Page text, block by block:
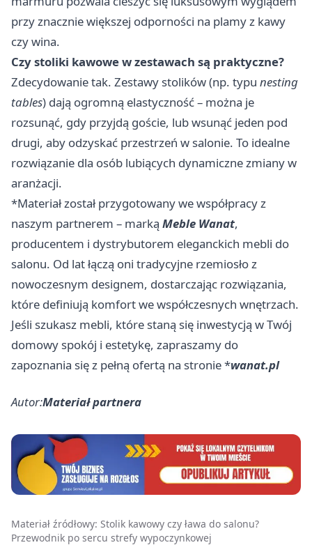
przy znacznie większej odporności na plamy z kawy
czy wina.
Czy stoliki kawowe w zestawach są praktyczne?
Zdecydowanie tak. Zestawy stolików (np. typu nesting
tables) dają ogromną elastyczność – można je
rozsunąć, gdy przyjdą goście, lub wsunąć jeden pod
drugi, aby odzyskać przestrzeń w salonie. To idealne
rozwiązanie dla osób lubiących dynamiczne zmiany w
aranżacji.
*Materiał został przygotowany we współpracy z
naszym partnerem – marką Meble Wanat,
producentem i dystrybutorem eleganckich mebli do
salonu. Od lat łączą oni tradycyjne rzemiosło z
nowoczesnym designem, dostarczając rozwiązania,
które definiują komfort we współczesnych wnętrzach.
Jeśli szukasz mebli, które staną się inwestycją w Twój
domowy spokój i estetykę, zapraszamy do
zapoznania się z pełną ofertą na stronie *wanat.pl
Autor:Materiał partnera
Materiał źródłowy: Stolik kawowy czy ława do salonu?
Przewodnik po sercu strefy wypoczynkowej